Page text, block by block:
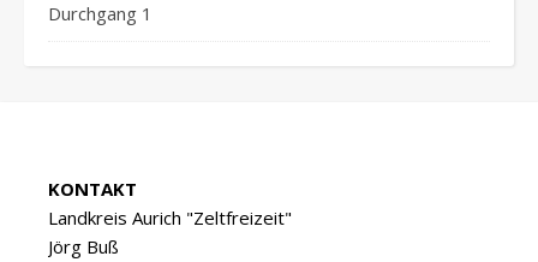
Durchgang 1
KONTAKT
Landkreis Aurich "Zeltfreizeit"
Jörg Buß